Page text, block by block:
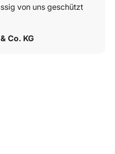
von uns geschützt
Co. KG